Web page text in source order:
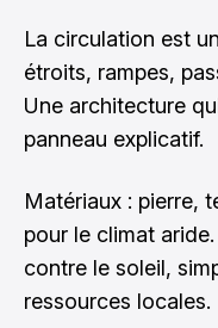
La circulation est
étroits, rampes,
Une architecture
panneau explicatif.
Matériaux : pierre,
pour le climat
contre le soleil,
ressources locales.